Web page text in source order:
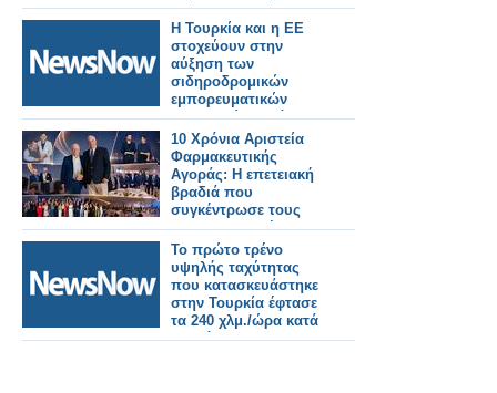
θεάτρου, τηλεόρασης
και κινηματογράφου
Η Τουρκία και η ΕΕ
στοχεύουν στην
αύξηση των
σιδηροδρομικών
εμπορευματικών
μεταφορών κατά
μήκος του Μεσαίου
Διαδρόμου.
10 Χρόνια Αριστεία
Φαρμακευτικής
Αγοράς: Η επετειακή
βραδιά που
συγκέντρωσε τους
πρωταγωνιστές του
ελληνικού φαρμακείου
Το πρώτο τρένο
υψηλής ταχύτητας
που κατασκευάστηκε
στην Τουρκία έφτασε
τα 240 χλμ./ώρα κατά
τη διάρκεια των